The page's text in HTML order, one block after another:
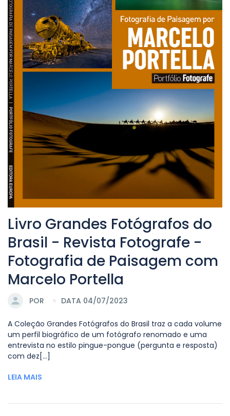
Livro Grandes Fotógrafos do
Brasil - Revista Fotografe -
Fotografia de Paisagem com
Marcelo Portella
POR DATA 04/07/2023
A Coleção Grandes Fotógrafos do Brasil traz a cada volume
um perfil biográfico de um fotógrafo renomado e uma
entrevista no estilo pingue-pongue (pergunta e resposta)
com dez[...]
LEIA MAIS